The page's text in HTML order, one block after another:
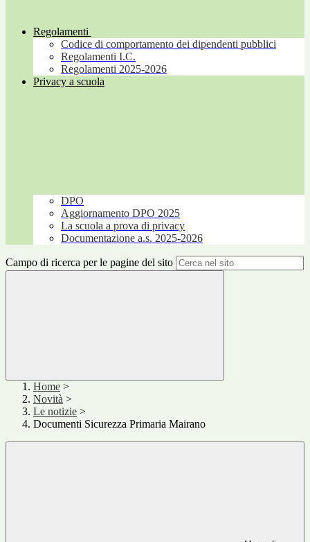
Regolamenti
Codice di comportamento dei dipendenti pubblici
Regolamenti I.C.
Regolamenti 2025-2026
Privacy a scuola
DPO
Aggiornamento DPO 2025
La scuola a prova di privacy
Documentazione a.s. 2025-2026
Campo di ricerca per le pagine del sito
Home >
Novità >
Le notizie >
Documenti Sicurezza Primaria Mairano